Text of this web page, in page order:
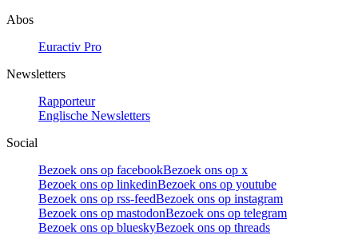
Abos
Euractiv Pro
Newsletters
Rapporteur
Englische Newsletters
Social
Bezoek ons op facebookBezoek ons op x
Bezoek ons op linkedinBezoek ons op youtube
Bezoek ons op rss-feedBezoek ons op instagram
Bezoek ons op mastodonBezoek ons op telegram
Bezoek ons op blueskyBezoek ons op threads